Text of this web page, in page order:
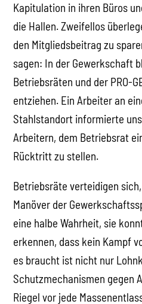
Kapitulation in ihren Büros
die Hallen. Zweifellos
den Mitgliedsbeitrag zu
sagen: In der Gewerkschaft
Betriebsräten und der PRO-
entziehen. Ein Arbeiter an
Stahlstandort informierte
Arbeitern, dem Betriebsrat
Rücktritt zu stellen.
Betriebsräte verteidigen
Manöver der
eine halbe Wahrheit, sie
erkennen, dass kein Kampf
es braucht ist nicht nur
Schutzmechanismen gegen
Riegel vor jede